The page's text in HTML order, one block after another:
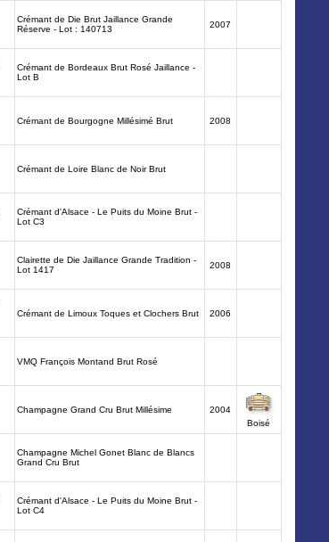
Crémant de Die Brut Jaillance Grande
Réserve - Lot : 140713
2007
Crémant de Bordeaux Brut Rosé Jaillance -
Lot B
Crémant de Bourgogne Millésimé Brut 2008
Crémant de Loire Blanc de Noir Brut
Crémant d'Alsace - Le Puits du Moine Brut -
Lot C3
Clairette de Die Jaillance Grande Tradition -
Lot 1417
2008
Crémant de Limoux Toques et Clochers Brut 2006
VMQ François Montand Brut Rosé
Champagne Grand Cru Brut Millésime
2004
Boisé
Champagne Michel Gonet Blanc de Blancs
Grand Cru Brut
Crémant d'Alsace - Le Puits du Moine Brut -
Lot C4